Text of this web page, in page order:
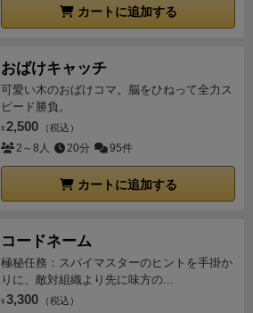
カートに追加する
おばけキャッチ
可愛い木のおばけコマ。脳をひねって全力ス
ピード勝負。
¥ 2,500 （税込）
2～8人 20分 95件
カートに追加する
コードネーム
極秘任務：スパイマスターのヒントを手掛か
りに、敵対組織より先に味方の...
¥ 3,300 （税込）